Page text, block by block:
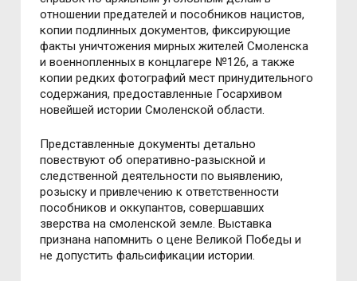
отношении предателей и пособников нацистов,
копии подлинных документов, фиксирующие
факты уничтожения мирных жителей Смоленска
и военнопленных в концлагере №126, а также
копии редких фотографий мест принудительного
содержания, предоставленные Госархивом
новейшей истории Смоленской области.
Представленные документы детально
повествуют об оперативно-разыскной и
следственной деятельности по выявлению,
розыску и привлечению к ответственности
пособников и оккупантов, совершавших
зверства на смоленской земле. Выставка
признана напомнить о цене Великой Победы и
не допустить фальсификации истории.